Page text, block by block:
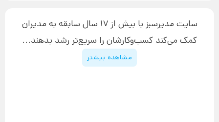
افزایش عملکرد
چگونه کتاب بنویسیم
دوره اینستاگرام
پیگیری سفارش
پشتیبانی
قوانین و مقررات سایت
سایت مدیرسبز با بیش از 17 سال سابقه به مدیران
کمک می‌کند کسب‌و‌کارشان را سریع‌تر رشد بدهند...
مشاهده بیشتر